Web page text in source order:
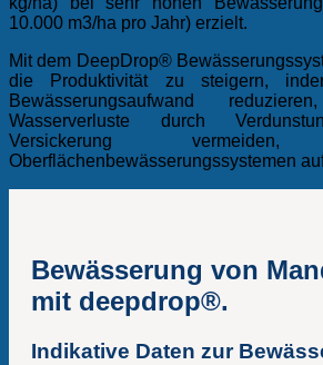
10.000 m3/ha pro Jahr) erzielt.
Mit dem DeepDrop®
die Produktivität zu steigern,
Bewässerungsaufwand
Wasserverluste durch
Versickerung
Oberflächenbewässerungssystemen
Bewässerung von
mit deepdrop®.
Indikative Daten zur